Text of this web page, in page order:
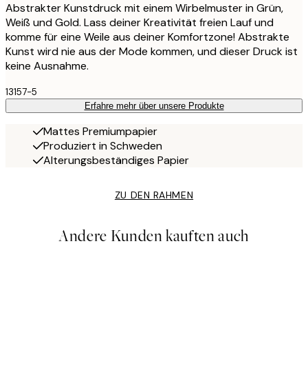
Abstrakter Kunstdruck mit einem Wirbelmuster in Grün,
Weiß und Gold. Lass deiner Kreativität freien Lauf und
komme für eine Weile aus deiner Komfortzone! Abstrakte
Kunst wird nie aus der Mode kommen, und dieser Druck ist
keine Ausnahme.
13157-5
Erfahre mehr über unsere Produkte
Mattes Premiumpapier
Produziert in Schweden
Alterungsbeständiges Papier
ZU DEN RAHMEN
Andere Kunden kauften auch